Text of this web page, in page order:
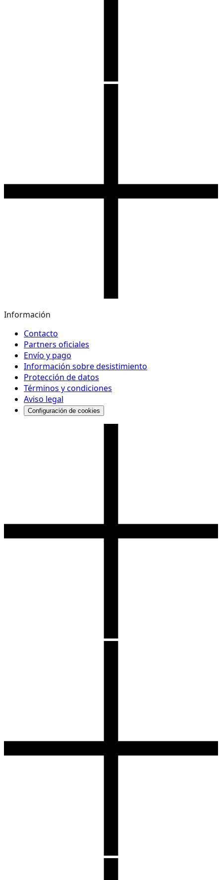
Información
Contacto
Partners oficiales
Envío y pago
Información sobre desistimiento
Protección de datos
Términos y condiciones
Aviso legal
Configuración de cookies